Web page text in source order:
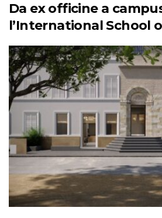
Da ex officine a
l’International School